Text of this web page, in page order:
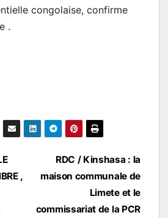
congolaise, confirme
.
RDC / Kinshasa : la
maison communale de
Limete et le
commissariat de la PCR
,